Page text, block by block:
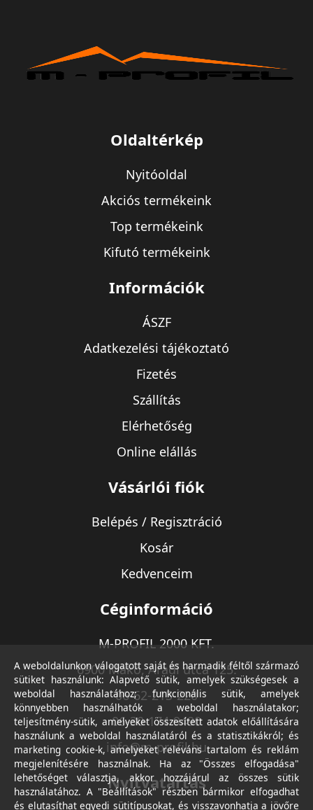
Oldaltérkép
Nyitóoldal
Akciós termékeink
Top termékeink
Kifutó termékeink
Információk
ÁSZF
Adatkezelési tájékoztató
Fizetés
Szállítás
Elérhetőség
Online elállás
Vásárlói fiók
Belépés / Regisztráció
Kosár
Kedvenceim
Céginformáció
M-PROFIL 2000 KFT.
6900 Makó, Aradi utca 125.
06-62-213-220
06-30-174-9490
info@m-profil.hu
Nyitvatartás
A weboldalunkon válogatott saját és harmadik féltől származó
sütiket használunk: Alapvető sütik, amelyek szükségesek a
weboldal használatához; funkcionális sütik, amelyek
könnyebben használhatók a weboldal használatakor;
teljesítmény-sütik, amelyeket összesített adatok előállítására
használunk a weboldal használatáról és a statisztikákról; és
marketing cookie-k, amelyeket releváns tartalom és reklám
megjelenítésére használnak. Ha az "Összes elfogadása"
lehetőséget választja, akkor hozzájárul az összes sütik
használatához. A "Beállítások" részben bármikor elfogadhat
és elutasíthat egyedi sütitípusokat, és visszavonhatja a jövőre